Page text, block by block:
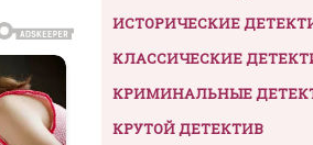
ИСТОРИЧЕСКИЕ
КЛАССИЧЕСКИЕ
КРИМИНАЛЬНЫЕ
КРУТОЙ ДЕТЕКТИВ